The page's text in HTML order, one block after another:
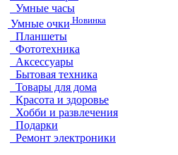
Умные часы
Умные очки Новинка
Планшеты
Фототехника
Аксессуары
Бытовая техника
Товары для дома
Красота и здоровье
Хобби и развлечения
Подарки
Ремонт электроники